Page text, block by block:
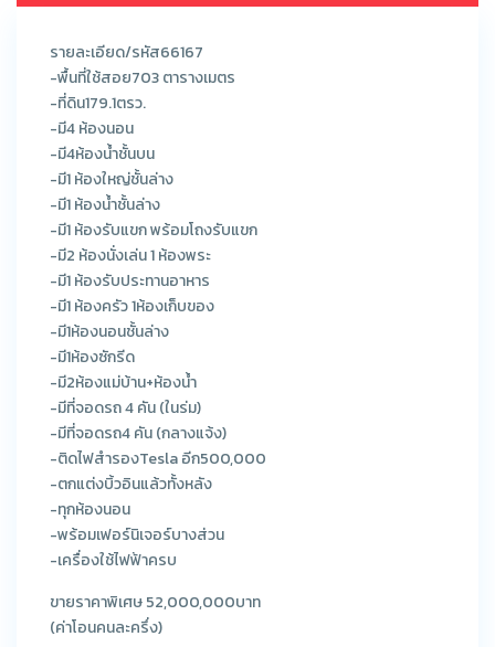
รายละเอียด/รหัส66167
-พื้นที่ใช้สอย703 ตารางเมตร
-ที่ดิน179.1ตรว.
-มี4 ห้องนอน
-มี4ห้องน้ำชั้นบน
-มี1 ห้องใหญ่ชั้นล่าง
-มี1 ห้องน้ำชั้นล่าง
-มี1 ห้องรับแขก พร้อมโถงรับแขก
-มี2 ห้องนั่งเล่น 1 ห้องพระ
-มี1 ห้องรับประทานอาหาร
-มี1 ห้องครัว 1ห้องเก็บของ
-มี1ห้องนอนชั้นล่าง
-มี1ห้องซักรีด
-มี2ห้องแม่บ้าน+ห้องน้ำ
-มีที่จอดรถ 4 คัน (ในร่ม)
-มีที่จอดรถ4 คัน (กลางแจ้ง)
-ติดไฟสำรองTesla อีก500,000
-ตกแต่งบิ้วอินแล้วทั้งหลัง
-ทุกห้องนอน
-พร้อมเฟอร์นิเจอร์บางส่วน
-เครื่องใช้ไฟฟ้าครบ
ขายราคาพิเศษ 52,000,000บาท
(ค่าโอนคนละครึ่ง)